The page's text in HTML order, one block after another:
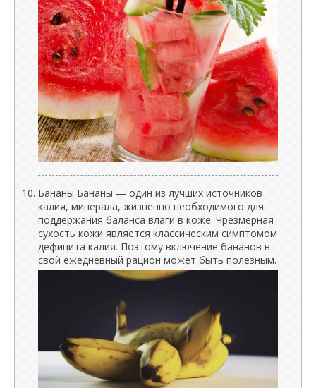
Бананы Бананы — один из лучших источников
калия, минерала, жизненно необходимого для
поддержания баланса влаги в коже. Чрезмерная
сухость кожи является классическим симптомом
дефицита калия. Поэтому включение бананов в
свой ежедневный рацион может быть полезным.